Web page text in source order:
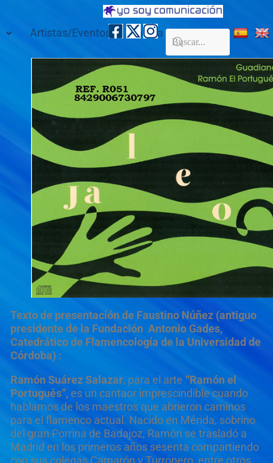
Artistas/Eventos Galería Contacto
Texto de presentación de Faustino Núñez (antiguo
presidente de la Fundación Antonio Gades,
Catedrático de Flamencología de la Universidad de
Córdoba) :
Ramón Suárez Salazar, para el arte “Ramón el
Portugués”,es un cantaor imprescindible cuando
hablamos de los maestros que abrieron caminos
para el flamenco actual. Nacido en Mérida, sobrino
del gran Porrina de Badajoz, Ramón se trasladó a
Madrid en los primeros años sesenta compartiendo
con sus colegas Camarón y Turronero, entre otros,